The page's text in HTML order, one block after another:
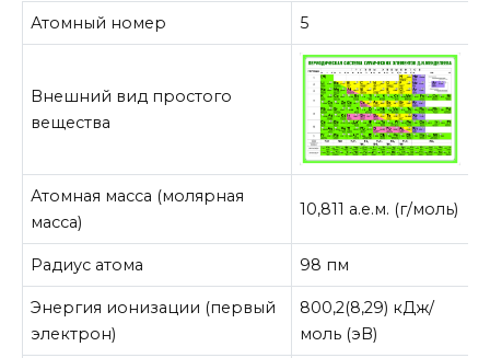
Атомный номер 5
Внешний вид простого
вещества
Атомная масса (молярная
масса)
10,811 а.е.м. (г/моль)
Радиус атома 98 пм
Энергия ионизации (первый
электрон)
800,2(8,29) кДж/
моль (эВ)